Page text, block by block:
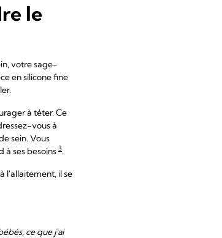
le
votre sage-
en silicone fine
à téter. Ce
vous à
sein. Vous
ses besoins 3.
l'allaitement, il se
ce que j'ai